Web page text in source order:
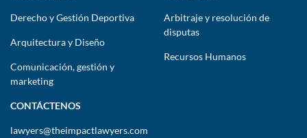
Derecho y Gestión Deportiva
Arquitectura y Diseño
Comunicación, gestión y
marketing
Arbitraje y resolución de
disputas
Recursos Humanos
CONTÁCTENOS
lawyers@theimpactlawyers.com